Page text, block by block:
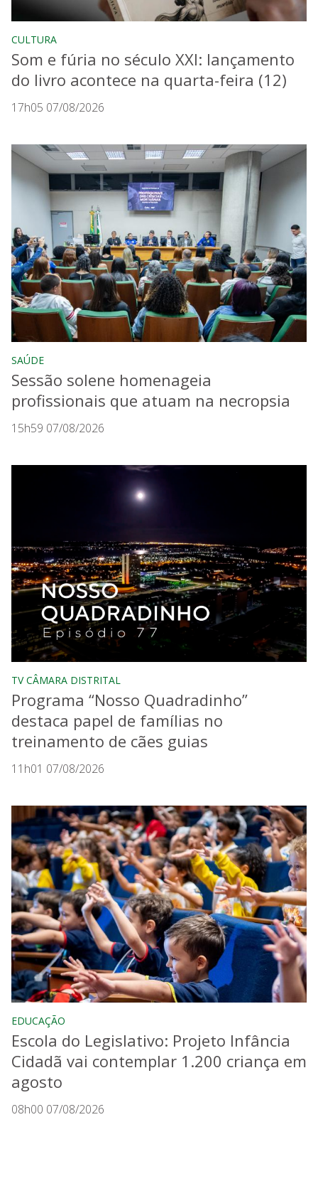
CULTURA
Som e fúria no século XXI: lançamento
do livro acontece na quarta-feira (12)
17h05 07/08/2026
SAÚDE
Sessão solene homenageia
profissionais que atuam na necropsia
15h59 07/08/2026
TV CÂMARA DISTRITAL
Programa “Nosso Quadradinho”
destaca papel de famílias no
treinamento de cães guias
11h01 07/08/2026
EDUCAÇÃO
Escola do Legislativo: Projeto Infância
Cidadã vai contemplar 1.200 criança em
agosto
08h00 07/08/2026